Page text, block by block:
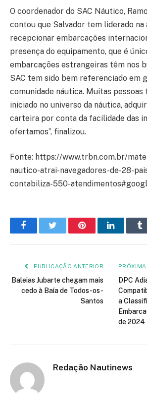
O coordenador do SAC Náutico,
contou que Salvador tem liderado na
recepcionar embarcações
presença do equipamento, que é
embarcações estrangeiras têm nos
SAC tem sido bem referenciado em
comunidade náutica. Muitas
iniciado no universo da náutica,
carteira por conta da facilidade das
ofertamos”, finalizou.
Fonte: https://www.trbn.com.br/
nautico-atrai-navegadores-de-28-
contabiliza-550-
FacebookTwitter PinterestLinkedIn
PUBLICAÇÃO ANTERIOR
Baleias Jubarte chegam mais
cedo à Baía de Todos-os-
Santos
DPC
a
de 2024
Redação Nautinews